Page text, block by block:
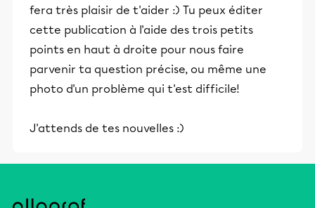
fera très plaisir de t'aider :) Tu peux éditer
cette publication à l'aide des trois petits
points en haut à droite pour nous faire
parvenir ta question précise, ou même une
photo d'un problème qui t'est difficile!
J'attends de tes nouvelles :)